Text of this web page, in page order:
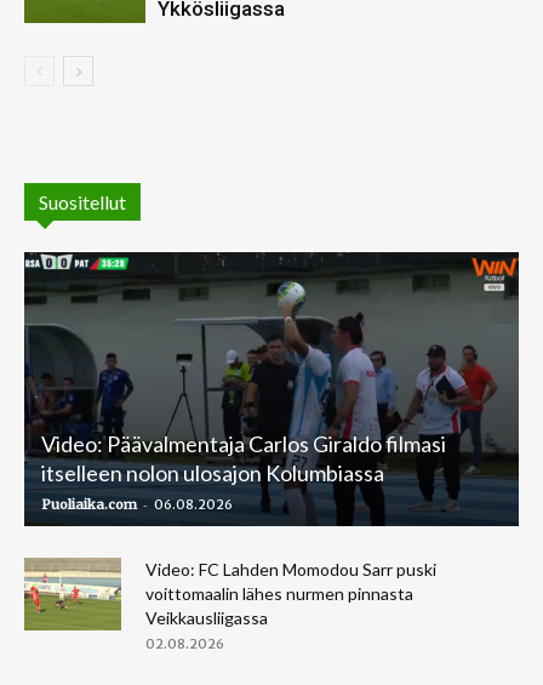
Ykkösliigassa
Suositellut
Video: Päävalmentaja Carlos Giraldo filmasi
itselleen nolon ulosajon Kolumbiassa
Puoliaika.com - 06.08.2026
Video: FC Lahden Momodou Sarr puski
voittomaalin lähes nurmen pinnasta
Veikkausliigassa
02.08.2026